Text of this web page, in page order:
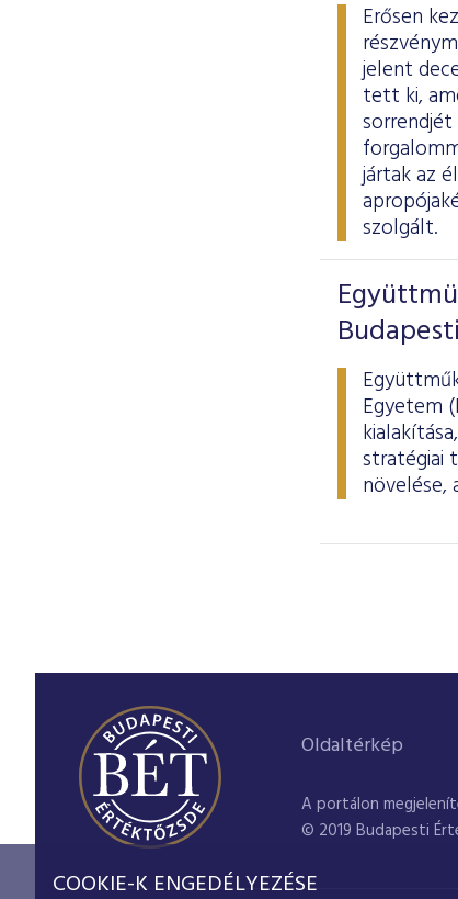
Erősen
jelent
tett ki,
sorrendjét
jártak az
szolgált.
Egyetem
stratégiai
növelése,
Oldaltérkép
A portálon
© 2019 Budapesti
COOKIE-K ENGEDÉLYEZÉSE